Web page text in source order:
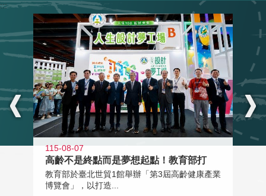
:::
115-08-07
高齡不是終點而是夢想起點！教育部打
教育部於臺北世貿1館舉辦「第3屆高齡健康產業
博覽會」，以打造...